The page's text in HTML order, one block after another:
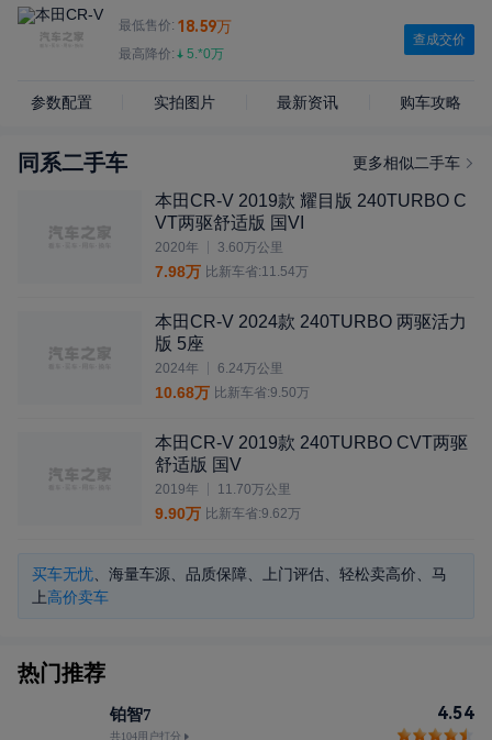
最低售价: 18.59万
最高降价: 5.*0万
查成交价
参数配置 实拍图片 最新资讯 购车攻略
同系二手车 更多相似二手车
本田CR-V 2019款 耀目版 240TURBO C
VT两驱舒适版 国VI
2020年 3.60万公里
7.98万 比新车省:11.54万
本田CR-V 2024款 240TURBO 两驱活力
版 5座
2024年 6.24万公里
10.68万 比新车省:9.50万
本田CR-V 2019款 240TURBO CVT两驱
舒适版 国V
2019年 11.70万公里
9.90万 比新车省:9.62万
买车无忧 、海量车源、品质保障、上门评估、轻松卖高价、马
上高价卖车